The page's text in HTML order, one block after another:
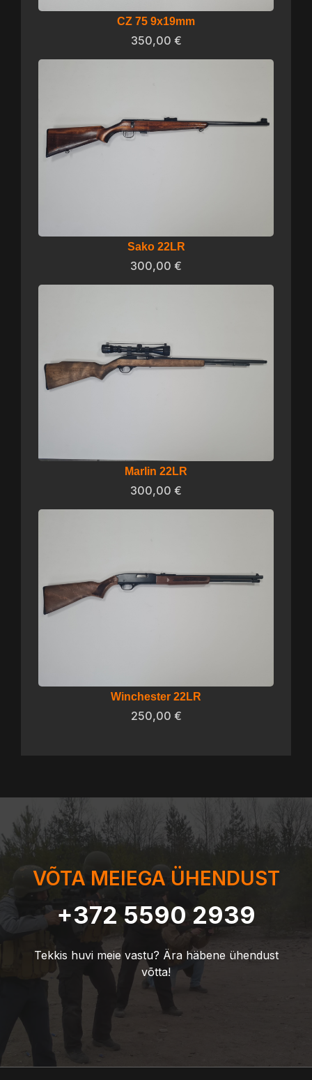
CZ 75 9x19mm
350,00 €
Sako 22LR
300,00 €
Marlin 22LR
300,00 €
Winchester 22LR
250,00 €
VÕTA MEIEGA ÜHENDUST
+372 5590 2939
Tekkis huvi meie vastu? Ära häbene ühendust
võtta!